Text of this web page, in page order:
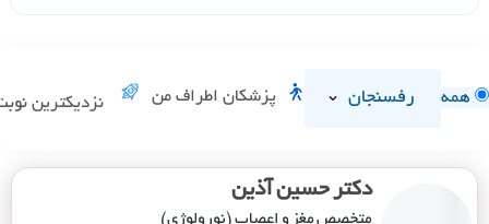
همه رفسنجان پزشکان اطراف من نزدیکترین
دکتر حسین آذین
متخصص مغز و اعصاب (نورولوژی)